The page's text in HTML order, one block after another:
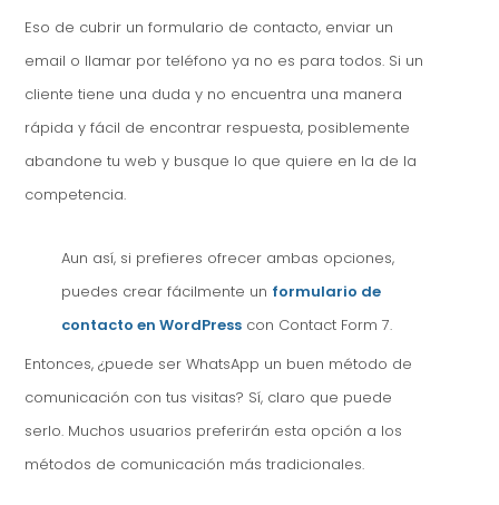
Eso de cubrir un formulario de contacto, enviar un
email o llamar por teléfono ya no es para todos. Si un
cliente tiene una duda y no encuentra una manera
rápida y fácil de encontrar respuesta, posiblemente
abandone tu web y busque lo que quiere en la de la
competencia.
Aun así, si prefieres ofrecer ambas opciones,
puedes crear fácilmente un formulario de
contacto en WordPress con Contact Form 7.
Entonces, ¿puede ser WhatsApp un buen método de
comunicación con tus visitas? Sí, claro que puede
serlo. Muchos usuarios preferirán esta opción a los
métodos de comunicación más tradicionales.